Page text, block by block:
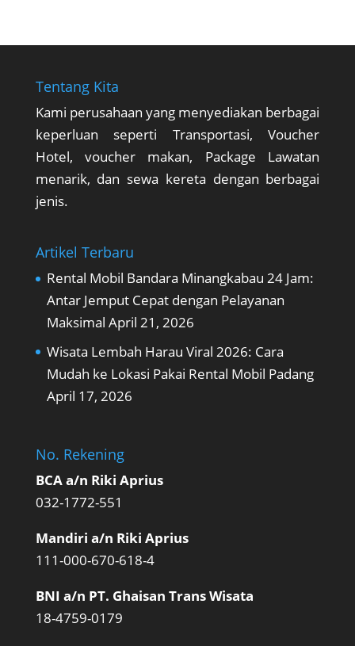
Tentang Kita
Kami perusahaan yang menyediakan berbagai
keperluan seperti Transportasi, Voucher
Hotel, voucher makan, Package Lawatan
menarik, dan sewa kereta dengan berbagai
jenis.
Artikel Terbaru
Rental Mobil Bandara Minangkabau 24 Jam:
Antar Jemput Cepat dengan Pelayanan
Maksimal April 21, 2026
Wisata Lembah Harau Viral 2026: Cara
Mudah ke Lokasi Pakai Rental Mobil Padang
April 17, 2026
No. Rekening
BCA a/n Riki Aprius
032-1772-551
Mandiri a/n Riki Aprius
111-000-670-618-4
BNI a/n PT. Ghaisan Trans Wisata
18-4759-0179